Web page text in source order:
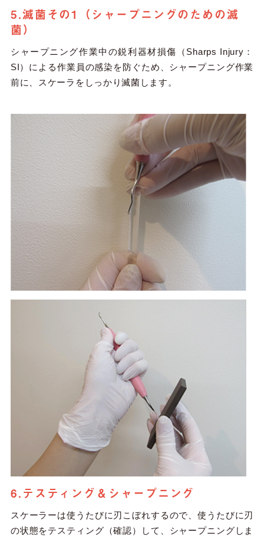
5.滅菌その1（シャープニングのための滅
菌）
シャープニング作業中の鋭利器材損傷（Sharps Injury：
SI）による作業員の感染を防ぐため、シャープニング作業
前に、スケーラをしっかり滅菌します。
6.テスティング＆シャープニング
スケーラーは使うたびに刃こぼれするので、使うたびに刃
の状態をテスティング（確認）して、シャープニングしま